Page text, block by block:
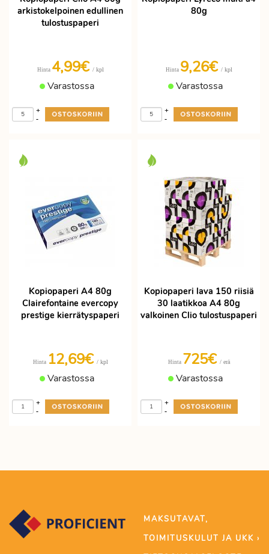
arkistokelpoinen edullinen
tulostuspaperi
Hinta 4,99€ / kpl
Varastossa
-
+
80g
Hinta 9,26€ / kpl
Varastossa
-
+
Kopiopaperi A4 80g
Clairefontaine evercopy
prestige kierrätyspaperi
Hinta 12,69€ / kpl
Varastossa
-
+
Kopiopaperi lava 150 riisiä
30 laatikkoa A4 80g
valkoinen Clio tulostuspaperi
Hinta 725€ / erä
Varastossa
-
+
MAKSUTAVAT,
TOIMITUSKULUT JA UKK ›